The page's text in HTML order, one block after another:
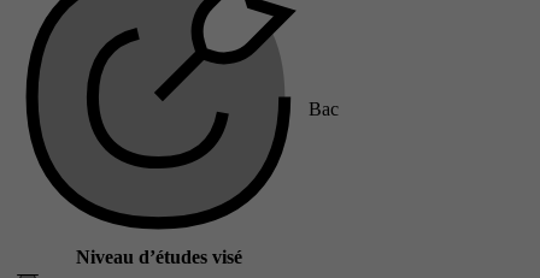
Niveau d’études visé
Bac